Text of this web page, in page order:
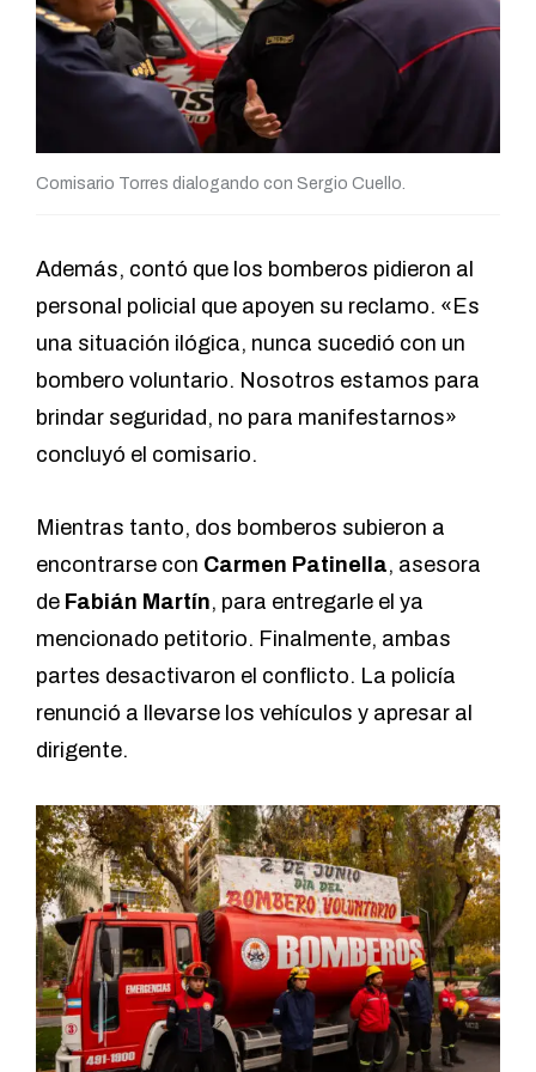
Comisario Torres dialogando con Sergio Cuello.
Además, contó que los bomberos pidieron al
personal policial que apoyen su reclamo. «Es
una situación ilógica, nunca sucedió con un
bombero voluntario. Nosotros estamos para
brindar seguridad, no para manifestarnos»
concluyó el comisario.
Mientras tanto, dos bomberos subieron a
encontrarse con Carmen Patinella, asesora
de Fabián Martín, para entregarle el ya
mencionado petitorio. Finalmente, ambas
partes desactivaron el conflicto. La policía
renunció a llevarse los vehículos y apresar al
dirigente.